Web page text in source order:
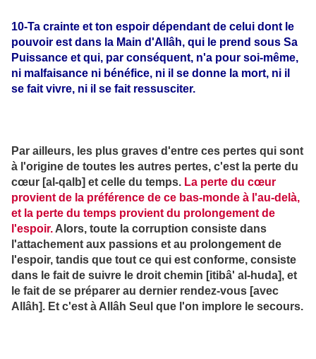
10-Ta crainte et ton espoir dépendant de celui dont le
pouvoir est dans la Main d'Allâh, qui le prend sous Sa
Puissance et qui, par conséquent, n'a pour soi-même,
ni malfaisance ni bénéfice, ni il se donne la mort, ni il
se fait vivre, ni il se fait ressusciter.
Par ailleurs, les plus graves d'entre ces pertes qui sont
à l'origine de toutes les autres pertes, c'est la perte du
cœur [al-qalb] et celle du temps. La perte du cœur
provient de la préférence de ce bas-monde à l'au-delà,
et la perte du temps provient du prolongement de
l'espoir. Alors, toute la corruption consiste dans
l'attachement aux passions et au prolongement de
l'espoir, tandis que tout ce qui est conforme, consiste
dans le fait de suivre le droit chemin [itibâ' al-huda], et
le fait de se préparer au dernier rendez-vous [avec
Allâh]. Et c'est à Allâh Seul que l'on implore le secours.